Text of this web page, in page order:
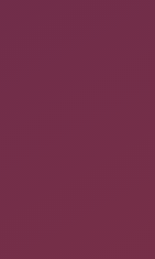
possibles entre
consultez
pas être
(environ
ne